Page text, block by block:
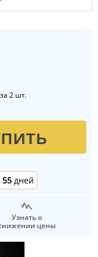
2 шт.
55 дней
Узнать о
цены